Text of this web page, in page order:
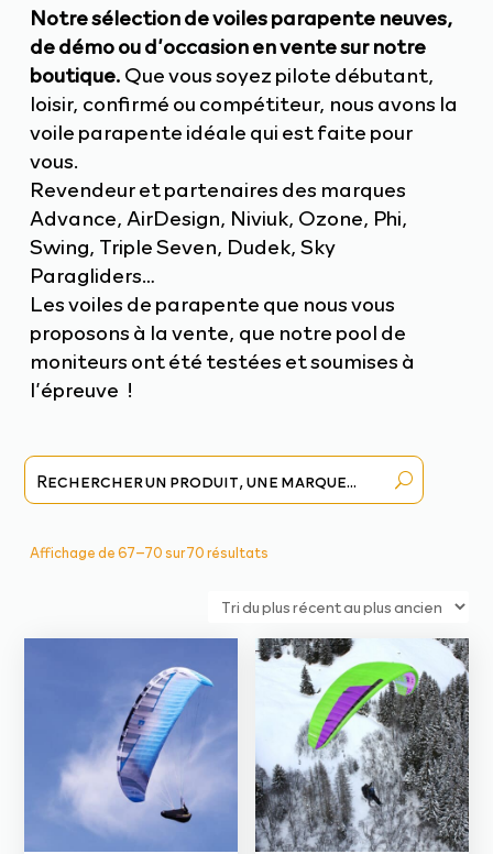
Notre sélection de voiles parapente neuves,
de démo ou d’occasion en vente sur notre
boutique.Que vous soyez pilote débutant,
loisir, confirmé ou compétiteur, nous avons la
voile parapente idéale qui est faite pour
vous.
Revendeur et partenaires des marques
Advance, AirDesign, Niviuk, Ozone, Phi,
Swing, Triple Seven, Dudek,Sky
Paragliders…
Les voiles de parapente que nous vous
proposons à la vente, que notre pool de
moniteurs ont été testées et soumises à
l’épreuve !
Affichage de 67–70 sur 70 résultats
récent
plus
ancien